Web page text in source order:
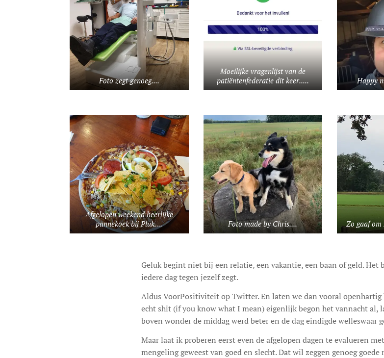
Foto zegt genoeg....
Moeilijke vragenlijst van de
patiëntenfederatie dit keer.....
Happy
Afgelopen weekend heerlijke
pannekoek bij Pluk....
Foto made by Chris.... Zo gaaf
Geluk begint niet bij een relatie, een vakantie, een baan of geld.
iedere dag tegen jezelf zegt.
Aldus VoorPositiviteit op Twitter. En laten we dan vooral openhartig
echt shit (if you know what I mean) eigenlijk begon het vannacht al,
boven wonder de middag werd beter en de dag eindigde welleswaar
Maar laat ik proberen eerst even de afgelopen dagen te evalueren
mengeling geweest van goed en slecht. Dat wil zeggen genoeg